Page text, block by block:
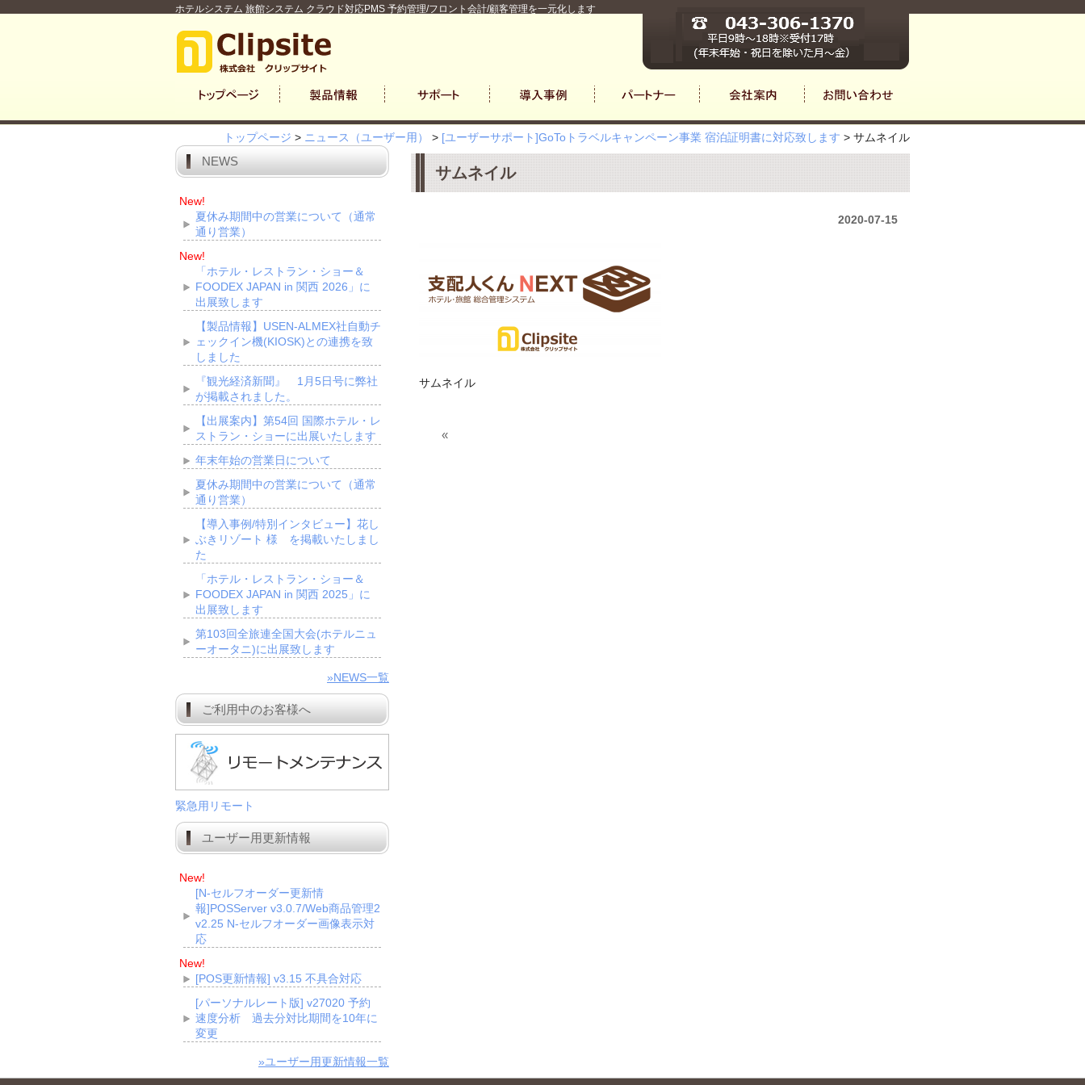
ホテルシステム 旅館システム クラウド対応PMS 予約管理/フロント会計/顧客管理を一元化します
トップページ > ニュース（ユーザー用） > [ユーザーサポート]GoToトラベルキャンペーン事業 宿泊証明書に対応致します > サムネイル
サムネイル
2020-07-15
サムネイル
«
NEWS
New!
夏休み期間中の営業について（通常
通り営業）
New!
「ホテル・レストラン・ショー＆
FOODEX JAPAN in 関西 2026」に
出展致します
【製品情報】USEN-ALMEX社自動チ
ェックイン機(KIOSK)との連携を致
しました
『観光経済新聞』 1月5日号に弊社
が掲載されました。
【出展案内】第54回 国際ホテル・レ
ストラン・ショーに出展いたします
年末年始の営業日について
夏休み期間中の営業について（通常
通り営業）
【導入事例/特別インタビュー】花し
ぶきリゾート 様 を掲載いたしまし
た
「ホテル・レストラン・ショー＆
FOODEX JAPAN in 関西 2025」に
出展致します
第103回全旅連全国大会(ホテルニュ
ーオータニ)に出展致します
»NEWS一覧
ご利用中のお客様へ
緊急用リモート
ユーザー用更新情報
New!
[N-セルフオーダー更新情
報]POSServer v3.0.7/Web商品管理2
v2.25 N-セルフオーダー画像表示対
応
New!
[POS更新情報] v3.15 不具合対応
[パーソナルレート版] v27020 予約
速度分析 過去分対比期間を10年に
変更
»ユーザー用更新情報一覧